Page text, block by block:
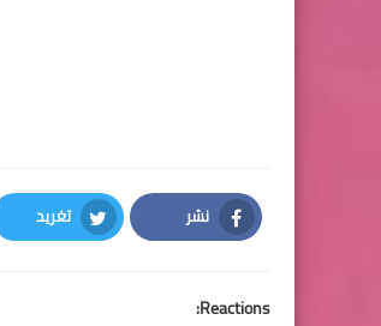
نشر
Facebook
تغريد
Twitter
Reactions: